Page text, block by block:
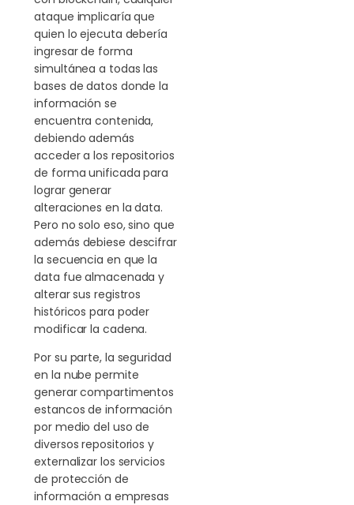
ataque implicaría que
quien lo ejecuta debería
ingresar de forma
simultánea a todas las
bases de datos donde la
información se
encuentra contenida,
debiendo además
acceder a los repositorios
de forma unificada para
lograr generar
alteraciones en la data.
Pero no solo eso, sino que
además debiese descifrar
la secuencia en que la
data fue almacenada y
alterar sus registros
históricos para poder
modificar la cadena.
Por su parte, la seguridad
en la nube permite
generar compartimentos
estancos de información
por medio del uso de
diversos repositorios y
externalizar los servicios
de protección de
información a empresas